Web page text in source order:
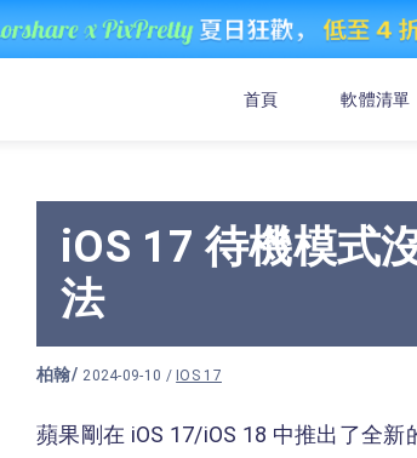
首頁 軟體清單
iOS 17 待機模式
法
柏翰/ 2024-09-10 / IOS 17
蘋果剛在 iOS 17/iOS 18 中推出了全